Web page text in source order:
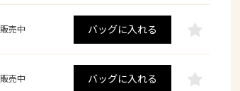
販売中 バッグに入れる
販売中 バッグに入れる